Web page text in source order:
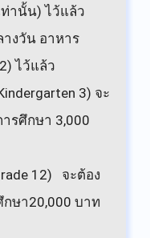
านั้น) ไว้แล้ว
งวัน อาหาร
ไว้แล้ว
3) จะ
รศึกษา 3,000
12) จะต้อง
ษา20,000 บาท